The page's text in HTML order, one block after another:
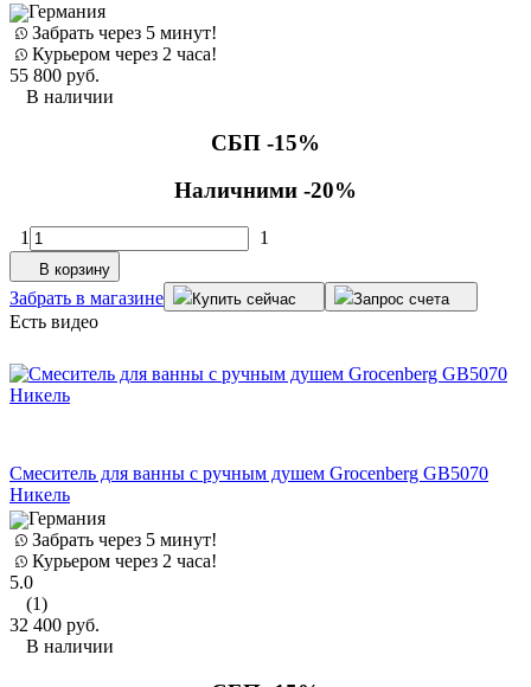
Германия
Забрать через 5 минут!
Курьером через 2 часа!
55 800 руб.
В наличии
СБП -15%
Наличними -20%
1 1
В корзину
Забрать в магазине Купить сейчас Запрос счета
Есть видео
Смеситель для ванны с ручным душем Grocenberg GB5070
Никель
Германия
Забрать через 5 минут!
Курьером через 2 часа!
5.0
(1)
32 400 руб.
В наличии